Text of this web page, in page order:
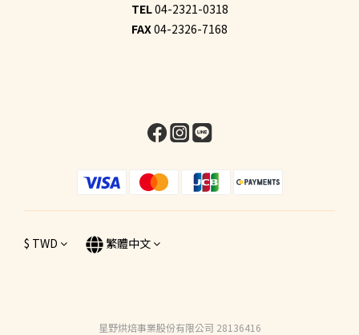
TEL04-2321-0318
FAX04-2326-7168
$ TWD 繁體中文
星野烘焙事業股份有限公司 28136416